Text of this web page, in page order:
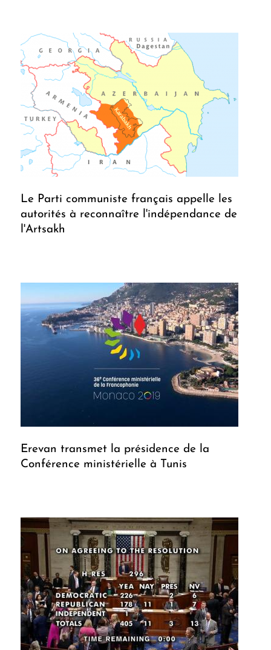
Le Parti communiste français appelle les
autorités à reconnaître l'indépendance de
l'Artsakh
Erevan transmet la présidence de la
Conférence ministérielle à Tunis